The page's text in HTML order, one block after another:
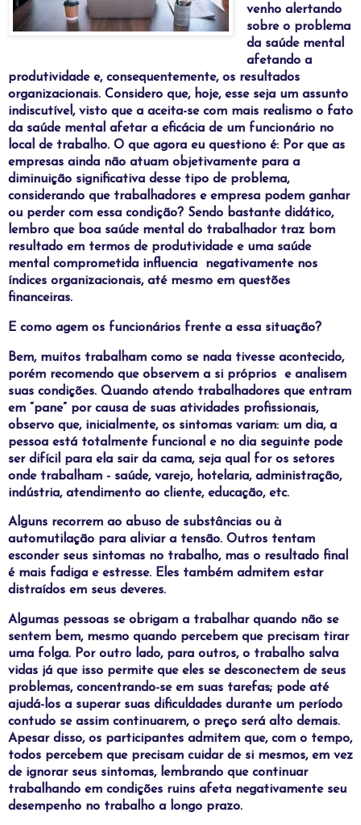
venho alertando
sobre o problema
da saúde mental
afetando a
produtividade e, consequentemente, os resultados
organizacionais. Considero que, hoje, esse seja um assunto
indiscutível, visto que a aceita-se com mais realismo o fato
da saúde mental afetar a eficácia de um funcionário no
local de trabalho. O que agora eu questiono é: Por que as
empresas ainda não atuam objetivamente para a
diminuição significativa desse tipo de problema,
considerando que trabalhadores e empresa podem ganhar
ou perder com essa condição? Sendo bastante didático,
lembro que boa saúde mental do trabalhador traz bom
resultado em termos de produtividade e uma saúde
mental comprometida influencia
negativamente nos
índices organizacionais, até mesmo em questões
financeiras.
E como agem os funcionários frente a essa situação?
Bem, muitos trabalham como se nada tivesse acontecido,
porém recomendo que observem a si próprios
e analisem
suas condições. Quando atendo trabalhadores que entram
em “pane” por causa de suas atividades profissionais,
observo que, inicialmente, os sintomas variam: um dia, a
pessoa está totalmente funcional e no dia seguinte pode
ser difícil para ela sair da cama, seja qual for os setores
onde trabalham - saúde, varejo, hotelaria, administração,
indústria, atendimento ao cliente, educação, etc.
Alguns recorrem ao abuso de substâncias ou à
automutilação para aliviar a tensão. Outros tentam
esconder seus sintomas no trabalho, mas o resultado final
é mais fadiga e estresse. Eles também admitem estar
distraídos em seus deveres.
Algumas pessoas se obrigam a trabalhar quando não se
sentem bem, mesmo quando percebem que precisam tirar
uma folga. Por outro lado, para outros, o trabalho salva
vidas já que isso permite que eles se desconectem de seus
problemas, concentrando-se em suas tarefas; pode até
ajudá-los a superar suas dificuldades durante um período
contudo se assim continuarem, o preço será alto demais.
Apesar disso, os participantes admitem que, com o tempo,
todos percebem que precisam cuidar de si mesmos, em vez
de ignorar seus sintomas, lembrando que continuar
trabalhando em condições ruins afeta negativamente seu
desempenho no trabalho a longo prazo.